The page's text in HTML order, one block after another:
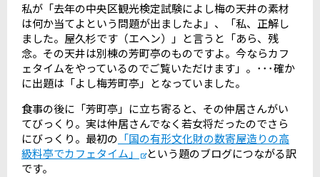
私が「去年の中央区観光検定試験によし梅の天井の素材
は何か当てよという問題が出ましたよ」、「私、正解し
ました。屋久杉です（エヘン）」と言うと「あら、残
念。その天井は別棟の芳町亭のものですよ。今ならカフ
ェタイムをやっているのでご覧いただけます」。･･･確か
に出題は「よし梅芳町亭」となっていました。
食事の後に「芳町亭」に立ち寄ると、その仲居さんがい
てびっくり。実は仲居さんでなく若女将だったのでさら
にびっくり。最初の 「国の有形文化財の数寄屋造りの高
級料亭でカフェタイム」
という題のブログにつながる訳
です。